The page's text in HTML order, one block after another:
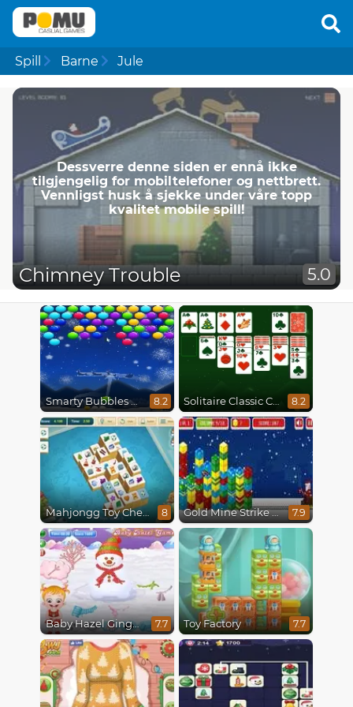
Spill Barne Jule
Dessverre denne siden er ennå ikke
tilgjengelig for mobiltelefoner og nettbrett.
Vennligst husk å sjekke under våre topp
kvalitet mobile spill!
Chimney Trouble 5.0
Smarty Bubbles X-Mas Edition 8.2 Solitaire Classic Christmas 8.2
Mahjongg Toy Chest 8 Gold Mine Strike Christmas 7.9
Baby Hazel Gingerbread House 7.7 Toy Factory 7.7